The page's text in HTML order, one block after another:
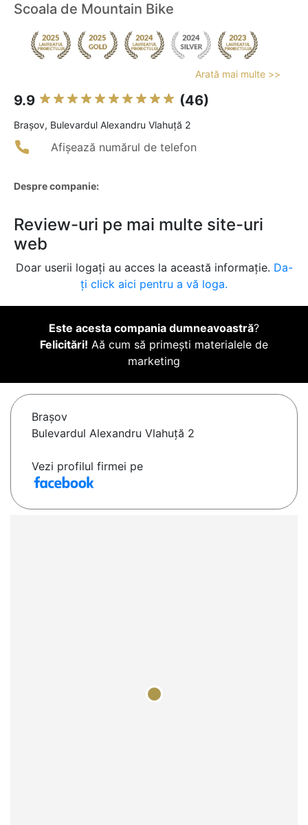
Scoala de Mountain Bike
Arată mai multe >>
9.9 (46)
Braşov, Bulevardul Alexandru Vlahuță 2
Afișează numărul de telefon
Despre companie:
Review-uri pe mai multe site-uri
web
Doar userii logați au acces la această informație. Da-
ți click aici pentru a vă loga.
Este acesta compania dumneavoastră?
Felicitări! Aă cum să primești materialele de
marketing
Braşov
Bulevardul Alexandru Vlahuță 2
Vezi profilul firmei pe